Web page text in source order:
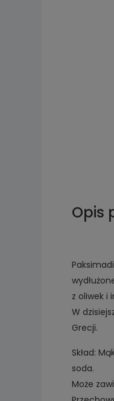
Opis
z oliwek i
W
Grecji.
Skład:
soda.
Może